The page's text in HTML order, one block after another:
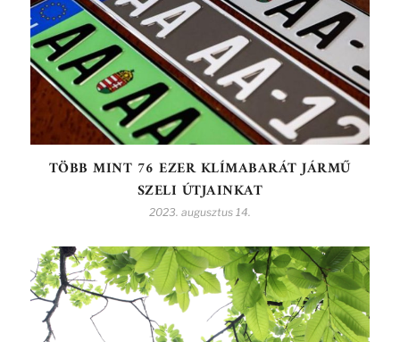
TÖBB MINT 76 EZER KLÍMABARÁT JÁRMŰ
SZELI ÚTJAINKAT
2023. augusztus 14.